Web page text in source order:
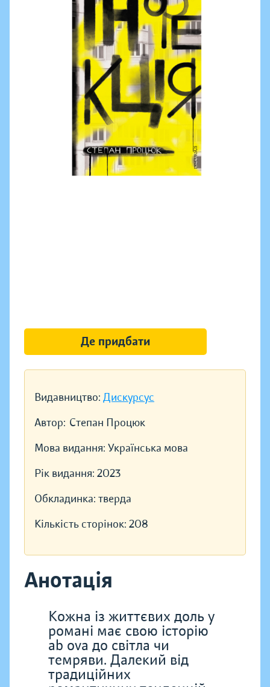
Видавництво: Дискурсус
Автор: Степан Процюк
Мова видання: Українська мова
Рік видання: 2023
Обкладинка: тверда
Кількість сторінок: 208
Анотація
Кожна із життєвих доль у
романі має свою історію
ab ova до світла чи
темряви. Далекий від
традиційних
Де придбати